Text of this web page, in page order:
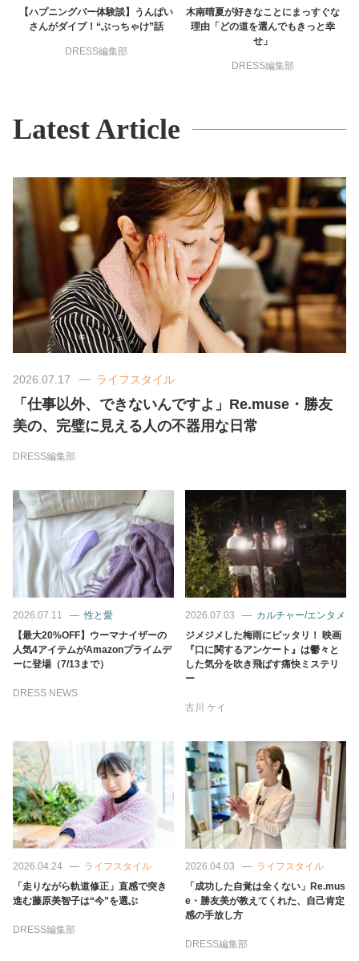
ココロ/カラダ
グルメ
占い
性と愛
ゲーム
【ハプニングバー体験談】うんぱい
さんがダイブ！“ぶっちゃけ”話
DRESS編集部
木南晴夏が好きなことにまっすぐな
理由「どの道を選んでもきっと幸
せ」
DRESS編集部
Latest Article
2026.07.17 ライフスタイル
「仕事以外、できないんですよ」Re.muse・勝友
美の、完璧に見える人の不器用な日常
DRESS編集部
2026.07.11
性と愛
【最大20%OFF】ウーマナイザーの
人気4アイテムがAmazonプライムデ
ーに登場（7/13まで）
DRESS NEWS
2026.07.03
カルチャー/エンタメ
ジメジメした梅雨にピッタリ！ 映画
『口に関するアンケート』は鬱々と
した気分を吹き飛ばす痛快ミステリ
ー
古川 ケイ
2026.04.24
ライフスタイル
「走りながら軌道修正」直感で突き
進む藤原美智子は“今”を選ぶ
DRESS編集部
2026.04.03
ライフスタイル
「成功した自覚は全くない」Re.mus
e・勝友美が教えてくれた、自己肯定
感の手放し方
DRESS編集部